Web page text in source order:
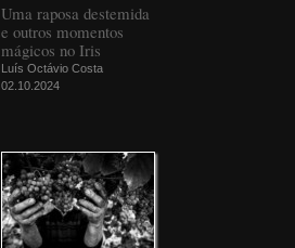
Uma raposa destemida
e outros momentos
mágicos no Iris
Luís Octávio Costa
02.10.2024